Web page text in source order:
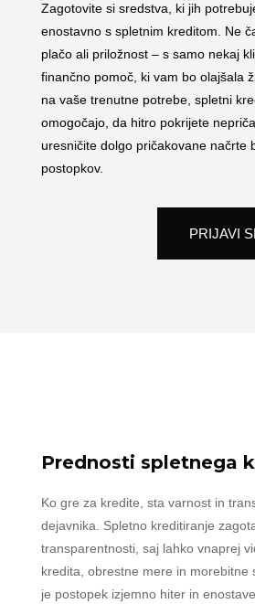
Zagotovite si sredstva, ki jih
enostavno s spletnim kreditom. Ne
plačo ali priložnost – s samo nekaj
finančno pomoč, ki vam bo olajšala
na vaše trenutne potrebe, spletni
omogočajo, da hitro pokrijete
uresničite dolgo pričakovane načrte
postopkov.
PRIJAVI
Prednosti spletnega
Ko gre za kredite, sta varnost in
dejavnika. Spletno kreditiranje
transparentnosti, saj lahko vnaprej
kredita, obrestne mere in morebitne
je postopek izjemno hiter in